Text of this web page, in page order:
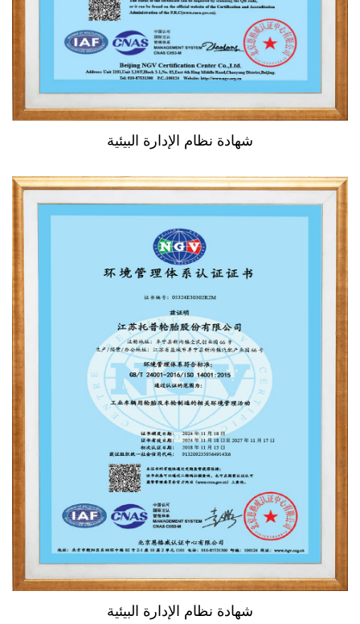
شهادة نظام الإدارة البيئية
شهادة نظام الإدارة البيئية